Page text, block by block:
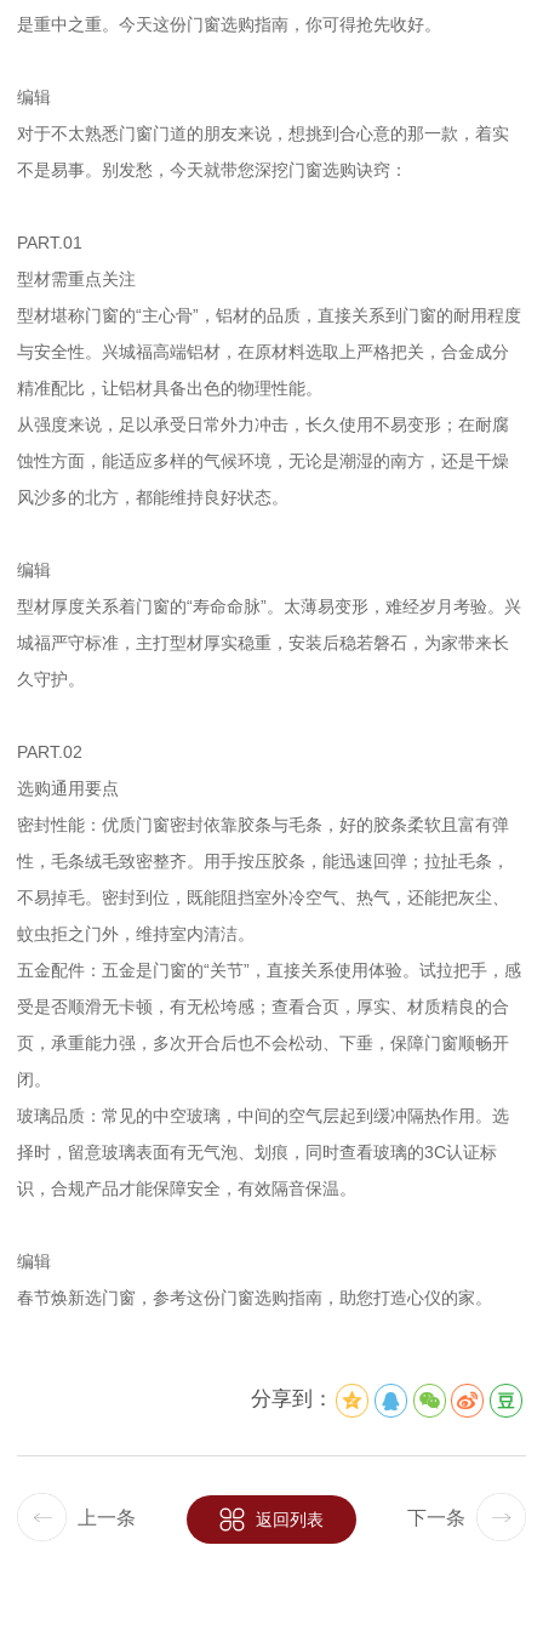
是重中之重。今天这份门窗选购指南，你可得抢先收好。
编辑
对于不太熟悉门窗门道的朋友来说，想挑到合心意的那一款，着实
不是易事。别发愁，今天就带您深挖门窗选购诀窍：
PART.01
型材需重点关注
型材堪称门窗的“主心骨”，铝材的品质，直接关系到门窗的耐用程度
与安全性。兴城福高端铝材，在原材料选取上严格把关，合金成分
精准配比，让铝材具备出色的物理性能。
从强度来说，足以承受日常外力冲击，长久使用不易变形；在耐腐
蚀性方面，能适应多样的气候环境，无论是潮湿的南方，还是干燥
风沙多的北方，都能维持良好状态。
编辑
型材厚度关系着门窗的“寿命命脉”。太薄易变形，难经岁月考验。兴
城福严守标准，主打型材厚实稳重，安装后稳若磐石，为家带来长
久守护。
PART.02
选购通用要点
密封性能：优质门窗密封依靠胶条与毛条，好的胶条柔软且富有弹
性，毛条绒毛致密整齐。用手按压胶条，能迅速回弹；拉扯毛条，
不易掉毛。密封到位，既能阻挡室外冷空气、热气，还能把灰尘、
蚊虫拒之门外，维持室内清洁。
五金配件：五金是门窗的“关节”，直接关系使用体验。试拉把手，感
受是否顺滑无卡顿，有无松垮感；查看合页，厚实、材质精良的合
页，承重能力强，多次开合后也不会松动、下垂，保障门窗顺畅开
闭。
玻璃品质：常见的中空玻璃，中间的空气层起到缓冲隔热作用。选
择时，留意玻璃表面有无气泡、划痕，同时查看玻璃的3C认证标
识，合规产品才能保障安全，有效隔音保温。
编辑
春节焕新选门窗，参考这份门窗选购指南，助您打造心仪的家。
分享到：
上一条 返回列表 下一条